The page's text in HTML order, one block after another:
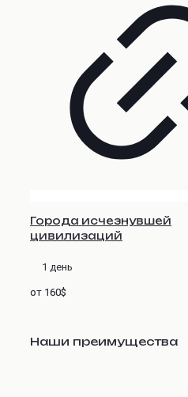
Города исчезнувшей
цивилизаций
1 день
от 160$
Наши преимущества